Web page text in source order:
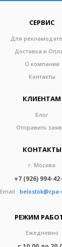
СЕРВИС
Для
Доставка и
О компании
Контакты
КЛИЕНТАМ
Блог
Отправить
КОНТАКТЫ
г. Москва
+7 (926) 994-
Email :
РЕЖИМ
Ежедневно